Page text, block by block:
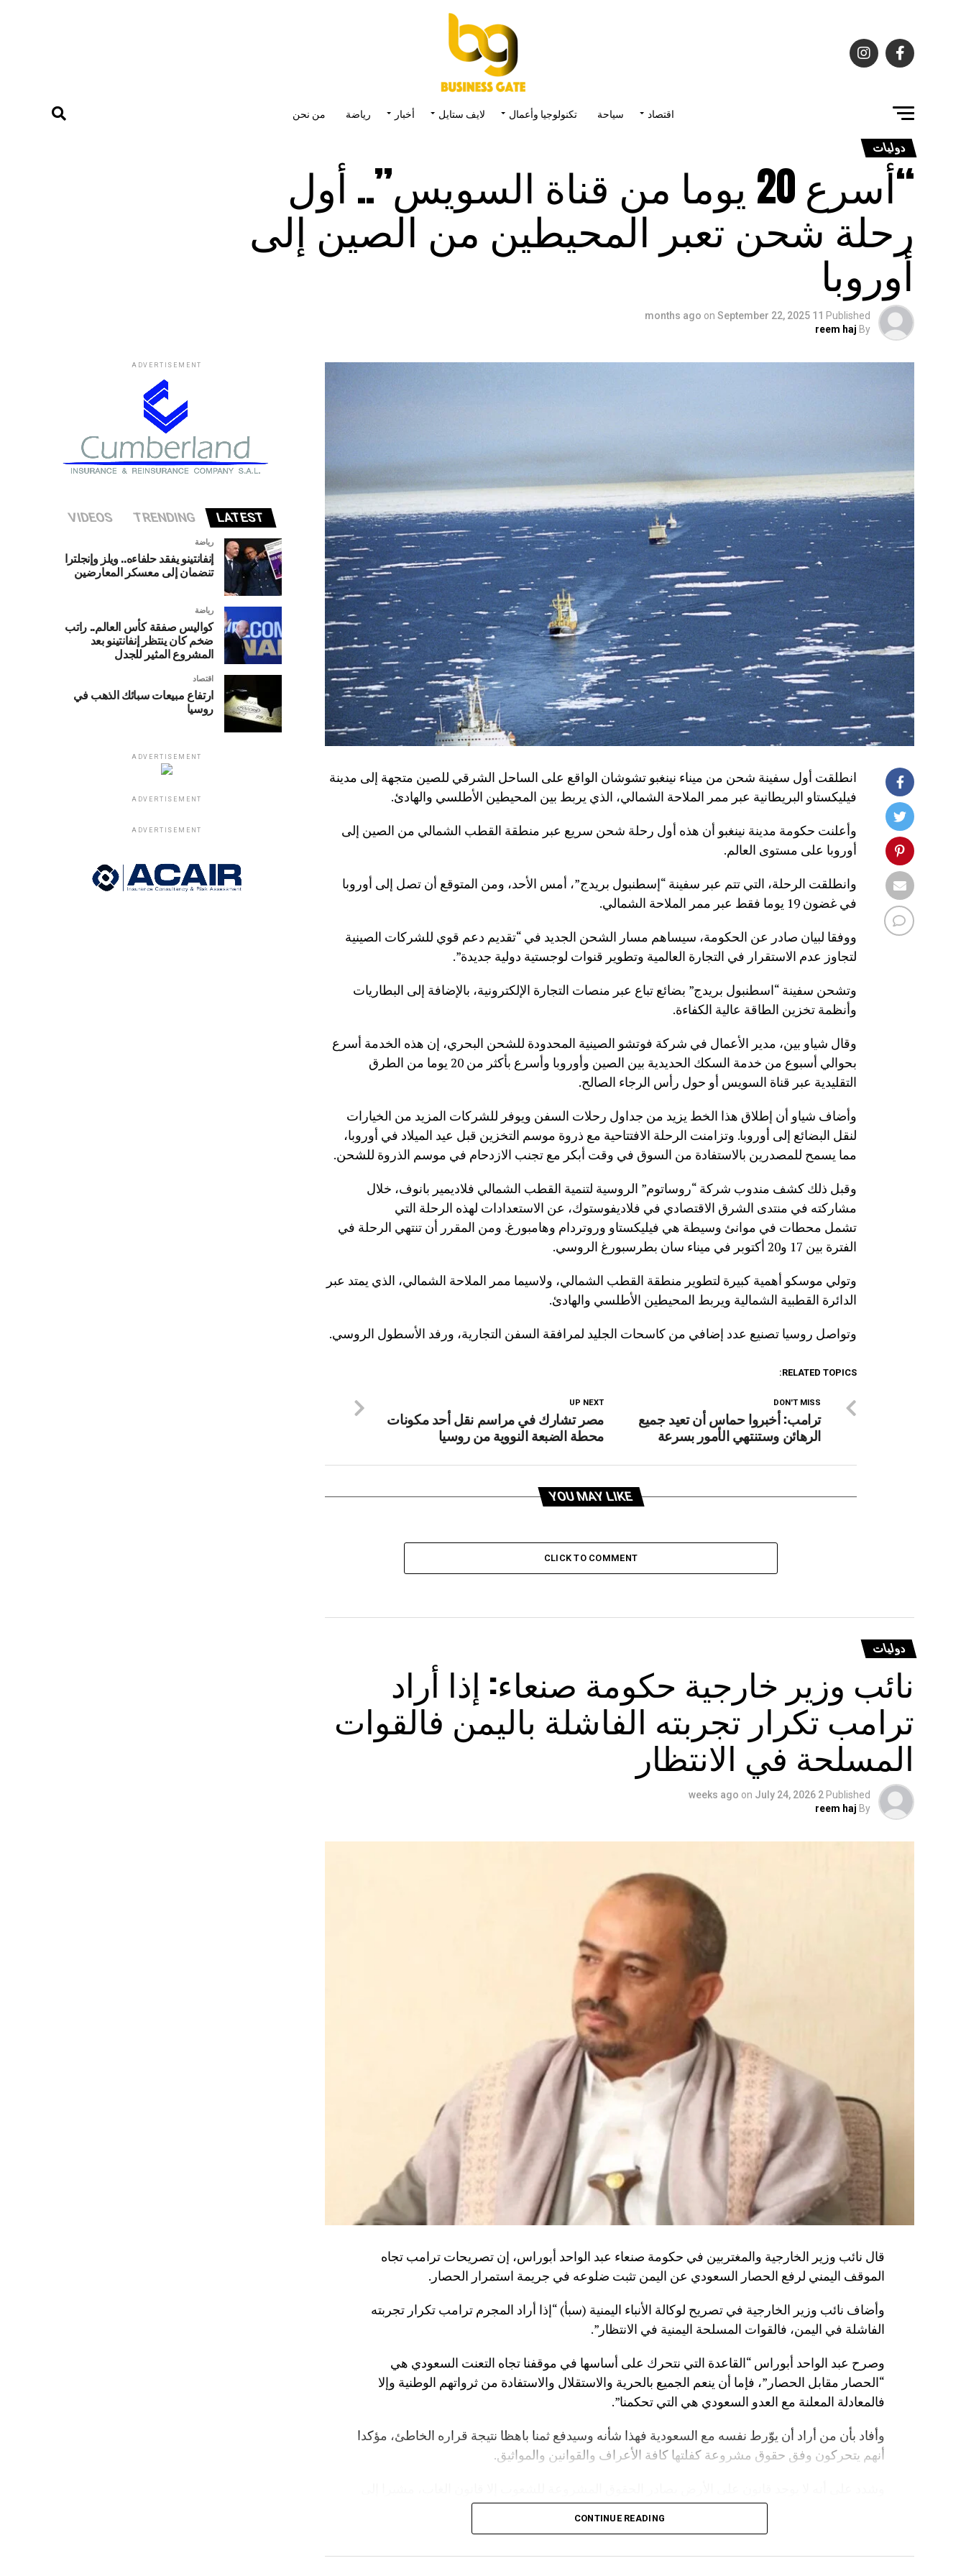
اقتصاد سياحة تكنولوجيا وأعمال لايف ستايل أخبار رياضة من نحن
دوليات
“أسرع 20 يوما من قناة السويس”.. أول
رحلة شحن تعبر المحيطين من الصين إلى
أوروبا
Published
11 months ago
on September 22, 2025
By
reem haj
انطلقت أول سفينة شحن من ميناء نينغبو تشوشان الواقع على الساحل الشرقي للصين متجهة إلى مدينة
فيليكستاو البريطانية عبر ممر الملاحة الشمالي، الذي يربط بين المحيطين الأطلسي والهادئ.
وأعلنت حكومة مدينة نينغبو أن هذه أول رحلة شحن سريع عبر منطقة القطب الشمالي من الصين إلى
أوروبا على مستوى العالم.
وانطلقت الرحلة، التي تتم عبر سفينة “إسطنبول بريدج”، أمس الأحد، ومن المتوقع أن تصل إلى أوروبا
في غضون 19 يوما فقط عبر ممر الملاحة الشمالي.
ووفقا لبيان صادر عن الحكومة، سيساهم مسار الشحن الجديد في “تقديم دعم قوي للشركات الصينية
لتجاوز عدم الاستقرار في التجارة العالمية وتطوير قنوات لوجستية دولية جديدة”.
وتشحن سفينة “اسطنبول بريدج” بضائع تباع عبر منصات التجارة الإلكترونية، بالإضافة إلى البطاريات
وأنظمة تخزين الطاقة عالية الكفاءة.
وقال شياو بين، مدير الأعمال في شركة فوتشو الصينية المحدودة للشحن البحري، إن هذه الخدمة أسرع
بحوالي أسبوع من خدمة السكك الحديدية بين الصين وأوروبا وأسرع بأكثر من 20 يوما من الطرق
التقليدية عبر قناة السويس أو حول رأس الرجاء الصالح.
وأضاف شياو أن إطلاق هذا الخط يزيد من جداول رحلات السفن ويوفر للشركات المزيد من الخيارات
لنقل البضائع إلى أوروبا. وتزامنت الرحلة الافتتاحية مع ذروة موسم التخزين قبل عيد الميلاد في أوروبا،
مما يسمح للمصدرين بالاستفادة من السوق في وقت أبكر مع تجنب الازدحام في موسم الذروة للشحن.
وقبل ذلك كشف مندوب شركة “روساتوم” الروسية لتنمية القطب الشمالي فلاديمير بانوف، خلال
مشاركته في منتدى الشرق الاقتصادي في فلاديفوستوك، عن الاستعدادات لهذه الرحلة التي
تشمل محطات في موانئ وسيطة هي فيليكستاو وروتردام وهامبورغ. ومن المقرر أن تنتهي الرحلة في
الفترة بين 17 و20 أكتوبر في ميناء سان بطرسبورغ الروسي.
وتولي موسكو أهمية كبيرة لتطوير منطقة القطب الشمالي، ولاسيما ممر الملاحة الشمالي، الذي يمتد عبر
الدائرة القطبية الشمالية ويربط المحيطين الأطلسي والهادئ.
وتواصل روسيا تصنيع عدد إضافي من كاسحات الجليد لمرافقة السفن التجارية، ورفد الأسطول الروسي.
RELATED TOPICS:
UP NEXT
مصر تشارك في مراسم نقل أحد مكونات
محطة الضبعة النووية من روسيا
DON'T MISS
ترامب: أخبروا حماس أن تعيد جميع
الرهائن وستنتهي الأمور بسرعة
YOU MAY LIKE
CLICK TO COMMENT
دوليات
نائب وزير خارجية حكومة صنعاء: إذا أراد
ترامب تكرار تجربته الفاشلة باليمن فالقوات
المسلحة في الانتظار
Published
2 weeks ago
on July 24, 2026
By
reem haj
قال نائب وزير الخارجية والمغتربين في حكومة صنعاء عبد الواحد أبوراس، إن تصريحات ترامب تجاه
الموقف اليمني لرفع الحصار السعودي عن اليمن تثبت ضلوعه في جريمة استمرار الحصار.
وأضاف نائب وزير الخارجية في تصريح لوكالة الأنباء اليمنية (سبأ) “إذا أراد المجرم ترامب تكرار تجربته
الفاشلة في اليمن، فالقوات المسلحة اليمنية في الانتظار”.
وصرح عبد الواحد أبوراس “القاعدة التي نتحرك على أساسها في موقفنا تجاه التعنت السعودي هي
“الحصار مقابل الحصار”، فإما أن ينعم الجميع بالحرية والاستقلال والاستفادة من ثرواتهم الوطنية وإلا
فالمعادلة المعلنة مع العدو السعودي هي التي تحكمنا”.
وأفاد بأن من أراد أن يوّرط نفسه مع السعودية فهذا شأنه وسيدفع ثمنا باهظا نتيجة قراره الخاطئ، مؤكدا
أنهم يتحركون وفق حقوق مشروعة كفلتها كافة الأعراف والقوانين والمواثيق.
أن على السعودية أن تعي جيدا أن المخرج الوحيد لرفع الحصار عنها يتمثل في رفع الحصار عن اليمن.
ذلك إخلاء للمسؤولية.
CONTINUE READING
ADVERTISEMENT
LATEST
TRENDING
VIDEOS
رياضة
إنفانتينو يفقد حلفاءه.. ويلز وإنجلترا
تنضمان إلى معسكر المعارضين
رياضة
كواليس صفقة كأس العالم.. راتب
ضخم كان ينتظر إنفانتينو بعد
المشروع المثير للجدل
اقتصاد
ارتفاع مبيعات سبائك الذهب في
روسيا
ADVERTISEMENT
ADVERTISEMENT
ADVERTISEMENT